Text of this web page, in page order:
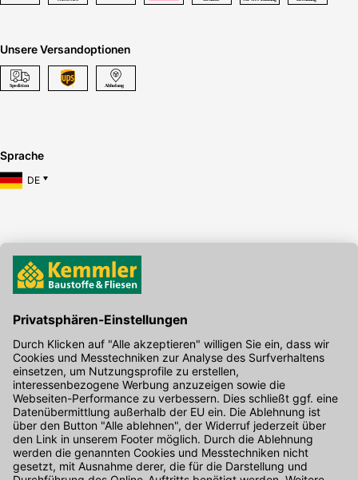
Unsere Versandoptionen
Sprache
DE
Hier gibt's die kostenlose App
Kontakt
Unser Onlineshop Team ist montags bis freitags von 08:00 - 17:00
Uhr unter der Telefonnummer07071 / 151-151für Sie erreichbar.
Alternativ können Sie unser Kontaktformular nutzen.
Den Kontakt direkt in unsere Niederlassungen finden Sie hier